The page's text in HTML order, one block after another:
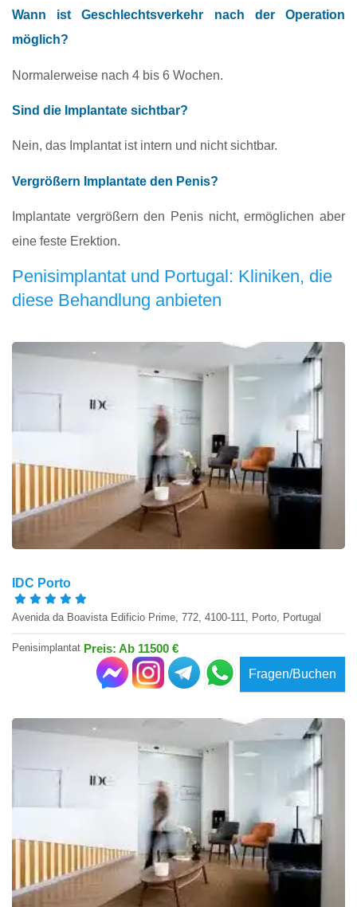
Wann ist Geschlechtsverkehr nach der Operation
möglich?
Normalerweise nach 4 bis 6 Wochen.
Sind die Implantate sichtbar?
Nein, das Implantat ist intern und nicht sichtbar.
Vergrößern Implantate den Penis?
Implantate vergrößern den Penis nicht, ermöglichen aber
eine feste Erektion.
Penisimplantat und Portugal: Kliniken, die
diese Behandlung anbieten
IDC Porto
Avenida da Boavista Edificio Prime, 772, 4100-111, Porto, Portugal
Penisimplantat Preis: Ab 11500 €
Fragen/Buchen